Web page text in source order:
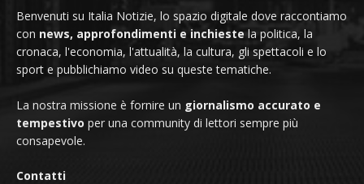
Benvenuti su Italia Notizie, lo spazio digitale dove raccontiamo
con news, approfondimenti e inchieste la politica, la
cronaca, l'economia, l'attualità, la cultura, gli spettacoli e lo
sport e pubblichiamo video su queste tematiche.
La nostra missione è fornire un giornalismo accurato e
tempestivo per una community di lettori sempre più
consapevole.
Contatti